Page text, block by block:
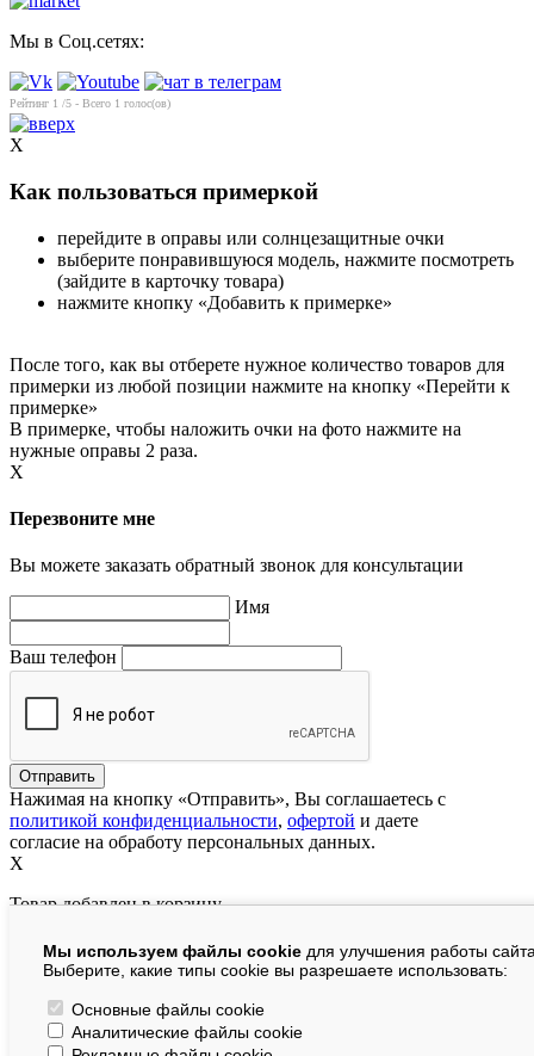
Мы в Соц.сетях:
Рейтинг 1 /5 - Всего 1 голос(ов)
Мы используем файлы cookie для улучшения работы
Выберите, какие типы cookie вы разрешаете использовать:
Основные файлы cookie
Аналитические файлы cookie
X
Как пользоваться примеркой
перейдите в оправы или солнцезащитные очки
выберите понравившуюся модель, нажмите посмотреть
(зайдите в карточку товара)
нажмите кнопку «Добавить к примерке»
После того, как вы отберете нужное количество товаров для
примерки из любой позиции нажмите на кнопку «Перейти к
примерке»
В примерке, чтобы наложить очки на фото нажмите на
нужные оправы 2 раза.
X
Перезвоните мне
Вы можете заказать обратный звонок для консультации
Имя
Ваш телефон
Нажимая на кнопку «Отправить», Вы соглашаетесь с
политикой конфиденциальности, офертой и даете
согласие на обработу персональных данных.
X
Товар добавлен в корзину
В корзине:шт.
На сумму:руб.